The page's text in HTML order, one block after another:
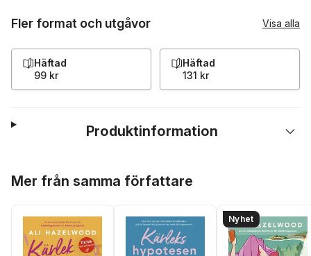
Fler format och utgåvor Visa alla
Häftad
99 kr
Häftad
131 kr
Produktinformation
Mer från samma författare
Nyhet